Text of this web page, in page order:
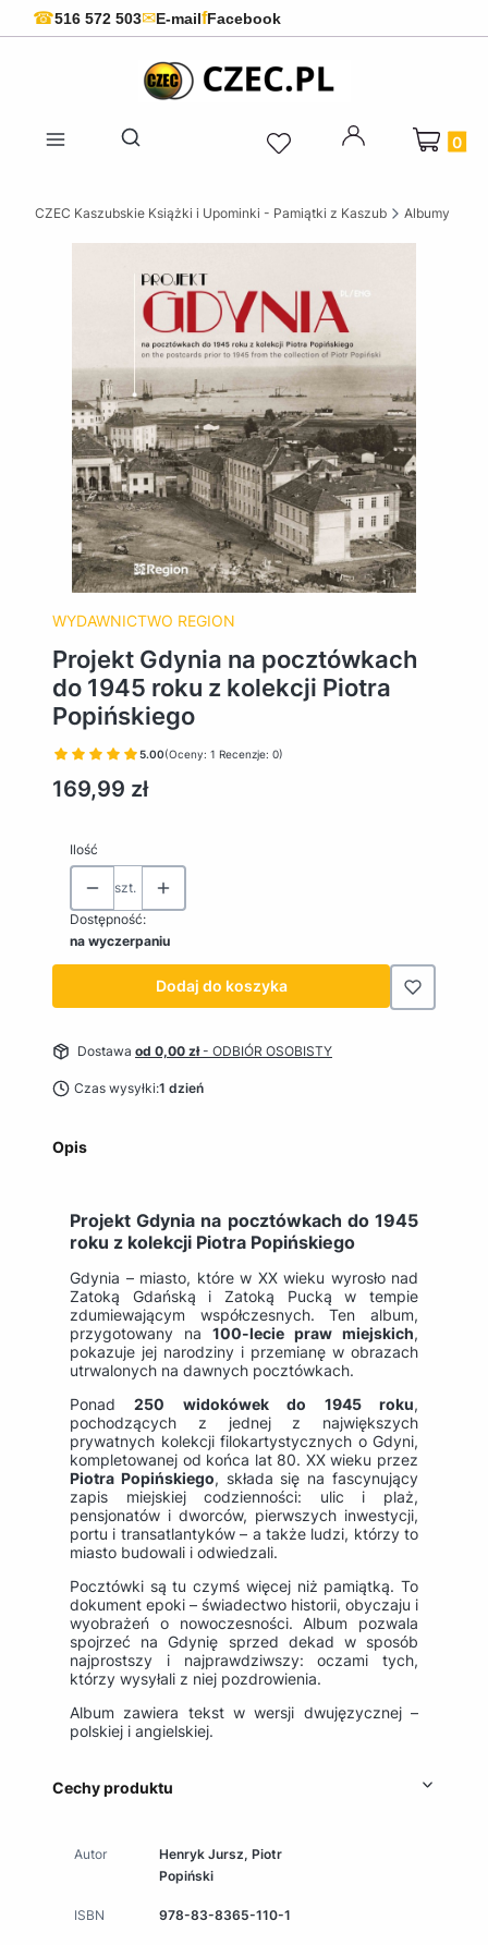
☎516 572 503✉E-mailfFacebook
Otwórz wyszukiwarkę
Produkty
CZEC Kaszubskie Książki i Upominki - Pamiątki z Kaszub Albumy
WYDAWNICTWO REGION
Projekt Gdynia na pocztówkach
do 1945 roku z kolekcji Piotra
Popińskiego
5.00(Oceny: 1 Recenzje: 0)
Cena
169,99 zł
Ilość
szt.
Dostępność:
na wyczerpaniu
Dodaj do koszyka
Dostawa od 0,00 zł- ODBIÓR OSOBISTY
Czas wysyłki:1 dzień
Opis
Projekt Gdynia na pocztówkach do 1945
roku z kolekcji Piotra Popińskiego
Gdynia – miasto, które w XX wieku wyrosło nad
Zatoką Gdańską i Zatoką Pucką w tempie
zdumiewającym współczesnych. Ten album,
przygotowany na 100-lecie praw miejskich,
pokazuje jej narodziny i przemianę w obrazach
utrwalonych na dawnych pocztówkach.
Ponad250 widokówek do 1945 roku,
pochodzących z jednej z największych
prywatnych kolekcji filokartystycznych o Gdyni,
kompletowanej od końca lat 80. XX wieku przez
Piotra Popińskiego, składa się na fascynujący
zapis miejskiej codzienności: ulic i plaż,
pensjonatów i dworców, pierwszych inwestycji,
portu i transatlantyków – a także ludzi, którzy to
miasto budowali i odwiedzali.
Pocztówki są tu czymś więcej niż pamiątką. To
dokument epoki – świadectwo historii, obyczaju i
wyobrażeń o nowoczesności. Album pozwala
spojrzeć na Gdynię sprzed dekad w sposób
najprostszy i najprawdziwszy: oczami tych,
którzy wysyłali z niej pozdrowienia.
Album zawiera tekst w wersji dwujęzycznej –
polskiej i angielskiej.
Cechy produktu
Autor
Henryk Jursz, Piotr
Popiński
ISBN 978-83-8365-110-1